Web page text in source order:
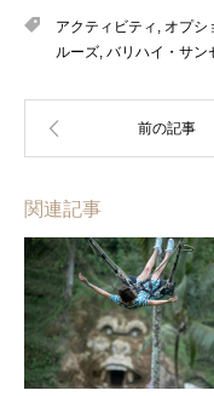
アクティビティ , オプシ
ルーズ, バリハイ・サン
関連記事